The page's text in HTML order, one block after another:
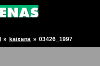
» kaixana » 03426_1997